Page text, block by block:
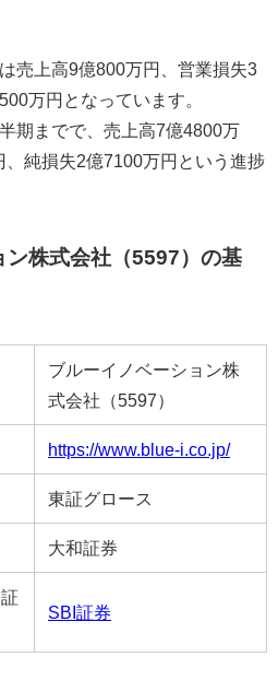
売上高9億800万円、営業損失3
万円となっています。
期までで、売上高7億4800万
、純損失2億7100万円という進捗
ン株式会社（5597）の基
ブルーイノベーション株
式会社（5597）
https://www.blue-i.co.jp/
東証グロース
大和証券
SBI証券